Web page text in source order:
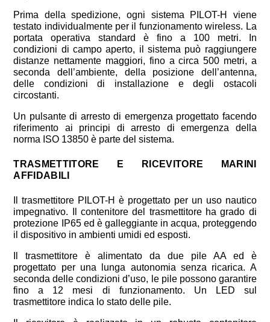
Prima della spedizione, ogni sistema PILOT-H viene
testato individualmente per il funzionamento wireless. La
portata operativa standard è fino a 100 metri. In
condizioni di campo aperto, il sistema può raggiungere
distanze nettamente maggiori, fino a circa 500 metri, a
seconda dell’ambiente, della posizione dell’antenna,
delle condizioni di installazione e degli ostacoli
circostanti.
Un pulsante di arresto di emergenza progettato facendo
riferimento ai principi di arresto di emergenza della
norma ISO 13850 è parte del sistema.
TRASMETTITORE E RICEVITORE MARINI
AFFIDABILI
Il trasmettitore PILOT-H è progettato per un uso nautico
impegnativo. Il contenitore del trasmettitore ha grado di
protezione IP65 ed è galleggiante in acqua, proteggendo
il dispositivo in ambienti umidi ed esposti.
Il trasmettitore è alimentato da due pile AA ed è
progettato per una lunga autonomia senza ricarica. A
seconda delle condizioni d’uso, le pile possono garantire
fino a 12 mesi di funzionamento. Un LED sul
trasmettitore indica lo stato delle pile.